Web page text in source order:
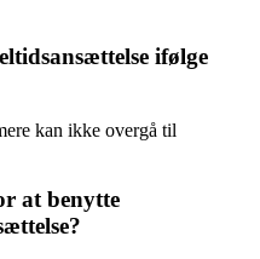
ifølge
kan ikke overgå til
at benytte